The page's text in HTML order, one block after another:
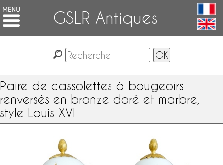
GSLR Antiques
Paire de cassolettes à bougeoirs
renversés en bronze doré et marbre,
style Louis XVI